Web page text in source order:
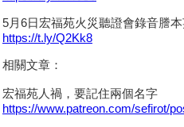
5月6日宏福苑火災聽證會錄音謄
https://t.ly/Q2Kk8
相關文章：
宏福苑人禍，要記住兩個名字
https://www.patreon.com/sefirot/